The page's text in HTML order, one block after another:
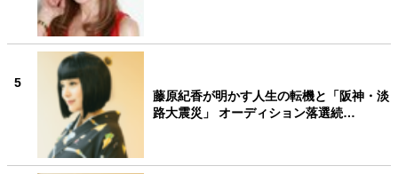
5
藤原紀香が明かす人生の転機と「阪神・淡
路大震災」 オーディション落選続…